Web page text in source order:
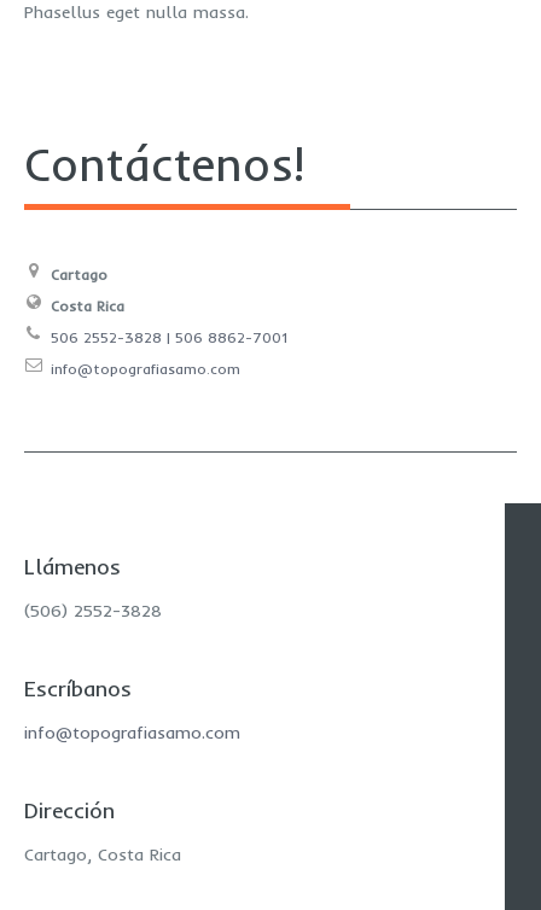
Phasellus eget nulla massa.
Contáctenos!
Cartago
Costa Rica
506 2552-3828 | 506 8862-7001
info@topografiasamo.com
Llámenos
(506) 2552-3828
Escríbanos
info@topografiasamo.com
Dirección
Cartago, Costa Rica